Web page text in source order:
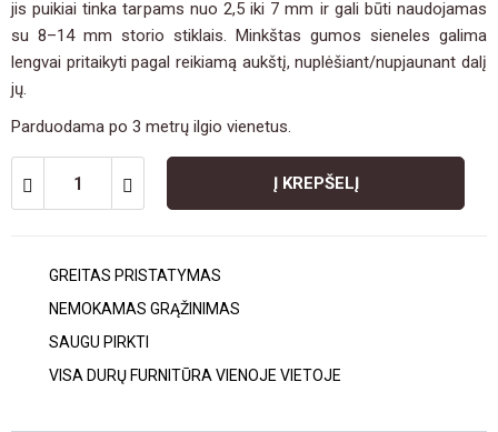
jis puikiai tinka tarpams nuo 2,5 iki 7 mm ir gali būti naudojamas
su 8–14 mm storio stiklais. Minkštas gumos sieneles galima
lengvai pritaikyti pagal reikiamą aukštį, nuplėšiant/nupjaunant dalį
jų.
Parduodama po 3 metrų ilgio vienetus.
Į KREPŠELĮ
GREITAS PRISTATYMAS
NEMOKAMAS GRĄŽINIMAS
SAUGU PIRKTI
VISA DURŲ FURNITŪRA VIENOJE VIETOJE